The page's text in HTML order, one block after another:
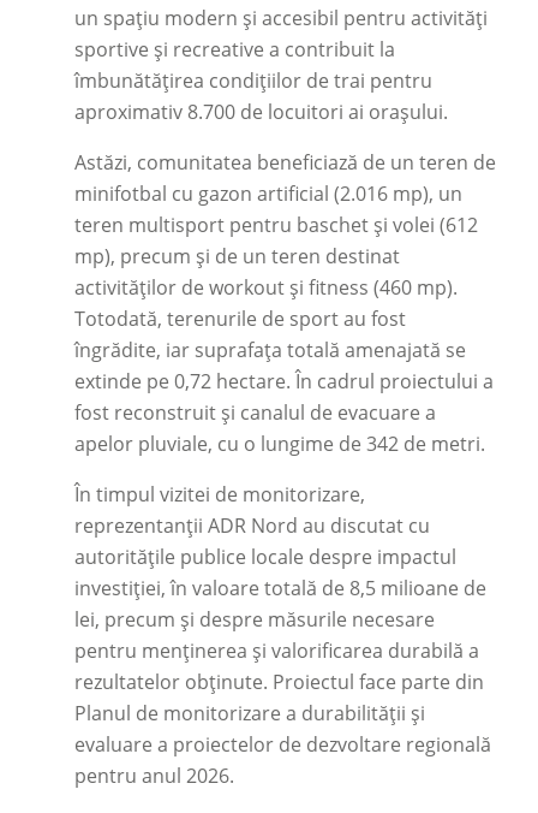
un spațiu modern și accesibil pentru activități
sportive și recreative a contribuit la
îmbunătățirea condițiilor de trai pentru
aproximativ 8.700 de locuitori ai orașului.
Astăzi, comunitatea beneficiază de un teren de
minifotbal cu gazon artificial (2.016 mp), un
teren multisport pentru baschet și volei (612
mp), precum și de un teren destinat
activităților de workout și fitness (460 mp).
Totodată, terenurile de sport au fost
îngrădite, iar suprafața totală amenajată se
extinde pe 0,72 hectare. În cadrul proiectului a
fost reconstruit și canalul de evacuare a
apelor pluviale, cu o lungime de 342 de metri.
În timpul vizitei de monitorizare,
reprezentanții ADR Nord au discutat cu
autoritățile publice locale despre impactul
investiției, în valoare totală de 8,5 milioane de
lei, precum și despre măsurile necesare
pentru menținerea și valorificarea durabilă a
rezultatelor obținute. Proiectul face parte din
Planul de monitorizare a durabilității și
evaluare a proiectelor de dezvoltare regională
pentru anul 2026.